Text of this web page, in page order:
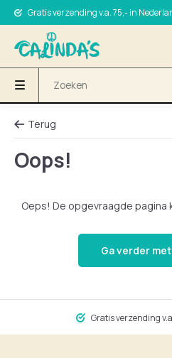
Gratis verzending v.a. 75,- in
Terug
Oops!
Oeps! De opgevraagde pagina
Ga verder
Gratis verzending